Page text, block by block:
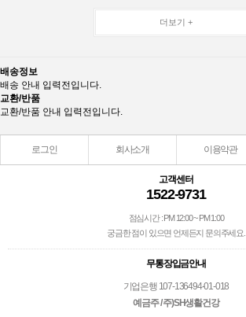
더보기 +
배송정보
배송 안내 입력전입니다.
교환/반품
교환/반품 안내 입력전입니다.
로그인 회사소개 이용약관
고객센터
1522-9731
점심시간 : PM 12:00 ~ PM 1:00
궁금한 점이 있으면 언제든지 문의주세요.
무통장입금안내
기업은행 107-136494-01-018
예금주 / 주)SH생활건강